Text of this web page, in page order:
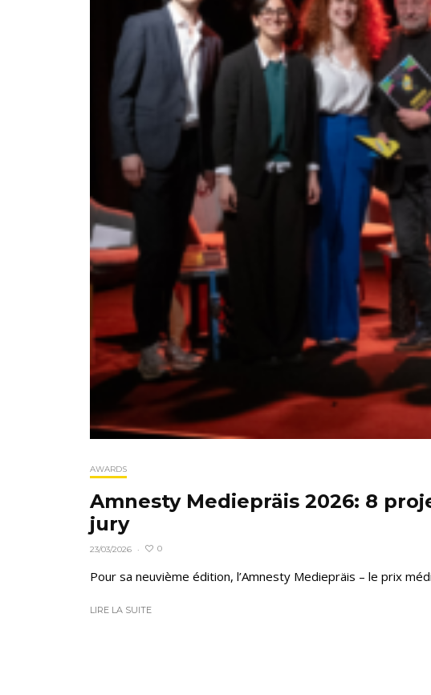
AWARDS
Amnesty Mediepräis 2026: 8
jury
23/03/2026 · 0
Pour sa neuvième édition, l’Amnesty Mediepräis – le prix
LIRE LA SUITE